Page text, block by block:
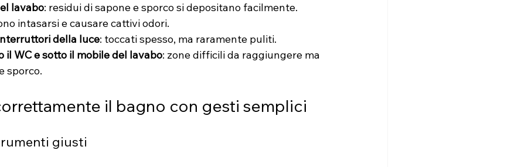
lavabo: residui di sapone e sporco si depositano facilmente.
intasarsi e causare cattivi odori.
della luce: toccati spesso, ma raramente puliti.
il WC e sotto il mobile del lavabo: zone difficili da raggiungere ma
sporco.
il bagno con gesti semplici
giusti